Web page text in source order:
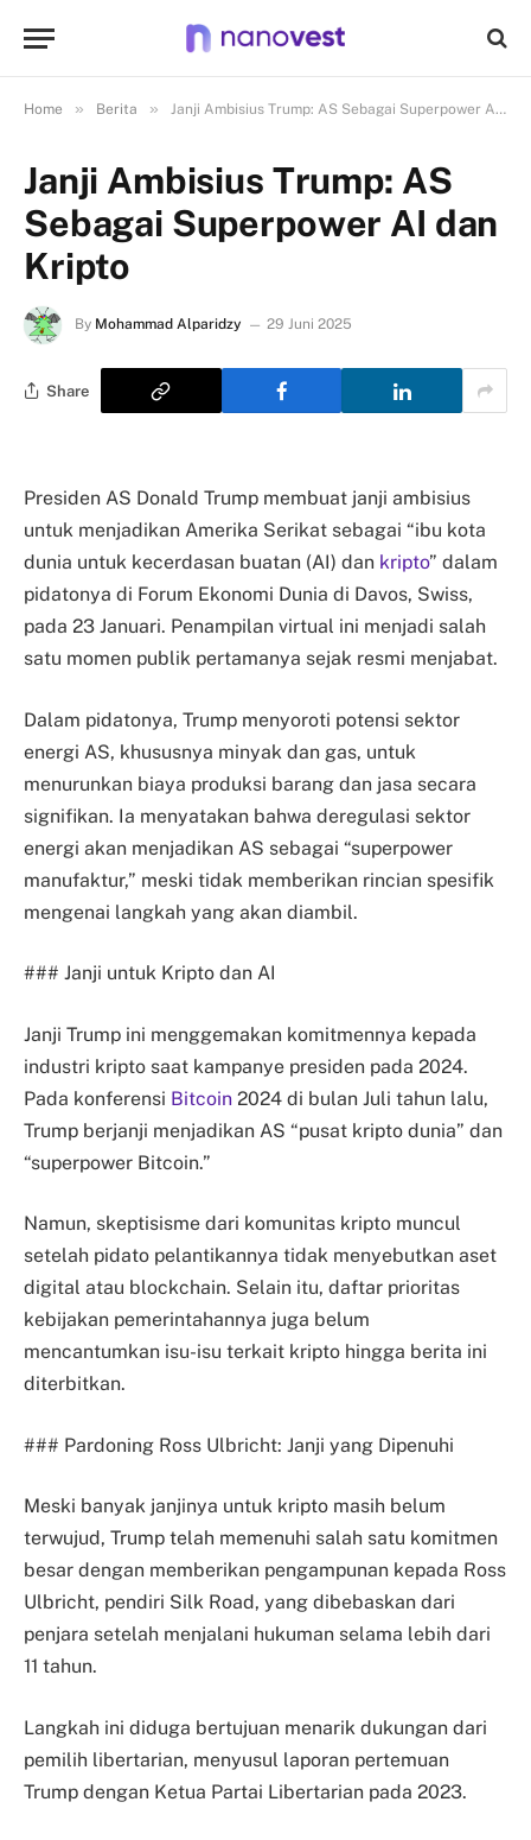
Home » Berita » Janji Ambisius Trump: AS Sebagai Superpower AI dan Kripto
Janji Ambisius Trump: AS
Sebagai Superpower AI dan
Kripto
By Mohammad Alparidzy 29 Juni 2025
Share
Presiden AS Donald Trump membuat janji ambisius
untuk menjadikan Amerika Serikat sebagai “ibu kota
dunia untuk kecerdasan buatan (AI) dan kripto” dalam
pidatonya di Forum Ekonomi Dunia di Davos, Swiss,
pada 23 Januari. Penampilan virtual ini menjadi salah
satu momen publik pertamanya sejak resmi menjabat.
Dalam pidatonya, Trump menyoroti potensi sektor
energi AS, khususnya minyak dan gas, untuk
menurunkan biaya produksi barang dan jasa secara
signifikan. Ia menyatakan bahwa deregulasi sektor
energi akan menjadikan AS sebagai “superpower
manufaktur,” meski tidak memberikan rincian spesifik
mengenai langkah yang akan diambil.
### Janji untuk Kripto dan AI
Janji Trump ini menggemakan komitmennya kepada
industri kripto saat kampanye presiden pada 2024.
Pada konferensi Bitcoin 2024 di bulan Juli tahun lalu,
Trump berjanji menjadikan AS “pusat kripto dunia” dan
“superpower Bitcoin.”
Namun, skeptisisme dari komunitas kripto muncul
setelah pidato pelantikannya tidak menyebutkan aset
digital atau blockchain. Selain itu, daftar prioritas
kebijakan pemerintahannya juga belum
mencantumkan isu-isu terkait kripto hingga berita ini
diterbitkan.
### Pardoning Ross Ulbricht: Janji yang Dipenuhi
Meski banyak janjinya untuk kripto masih belum
terwujud, Trump telah memenuhi salah satu komitmen
besar dengan memberikan pengampunan kepada Ross
Ulbricht, pendiri Silk Road, yang dibebaskan dari
penjara setelah menjalani hukuman selama lebih dari
11 tahun.
Langkah ini diduga bertujuan menarik dukungan dari
pemilih libertarian, menyusul laporan pertemuan
Trump dengan Ketua Partai Libertarian pada 2023.